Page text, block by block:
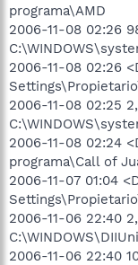
programa\AMD
2006-11-08 02:26
2006-11-08 02:26
2006-11-08 02:25
2006-11-08 02:24
programa\Call of
2006-11-07 01:04
2006-11-06 22:40
2006-11-06 22:40